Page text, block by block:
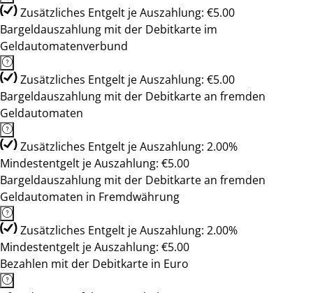
Zusätzliches Entgelt je Auszahlung: €5.00
Bargeldauszahlung mit der Debitkarte im
Geldautomatenverbund
Zusätzliches Entgelt je Auszahlung: €5.00
Bargeldauszahlung mit der Debitkarte an fremden
Geldautomaten
Zusätzliches Entgelt je Auszahlung: 2.00%
Mindestentgelt je Auszahlung: €5.00
Bargeldauszahlung mit der Debitkarte an fremden
Geldautomaten in Fremdwährung
Zusätzliches Entgelt je Auszahlung: 2.00%
Mindestentgelt je Auszahlung: €5.00
Bezahlen mit der Debitkarte in Euro